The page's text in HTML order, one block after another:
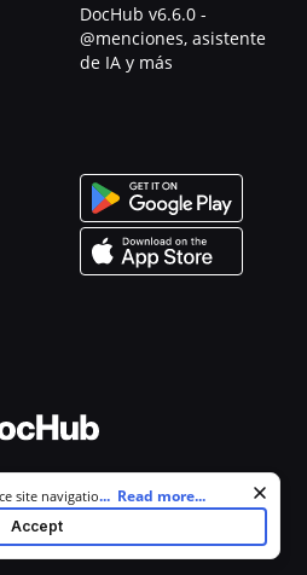
DocHub v6.6.0 -
@menciones, asistente
de IA y más
reservados.
site navigation and personalize
you agree to our use of cookies as
. You can modify your selections by
Notice.
... Read more...
Accept